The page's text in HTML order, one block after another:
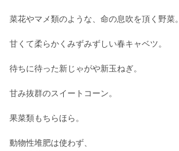
菜花やマメ類のような、命の息吹を頂く野菜。
甘くて柔らかくみずみずしい春キャベツ。
待ちに待った新じゃがや新玉ねぎ。
甘み抜群のスイートコーン。
果菜類もちらほら。
動物性堆肥は使わず、